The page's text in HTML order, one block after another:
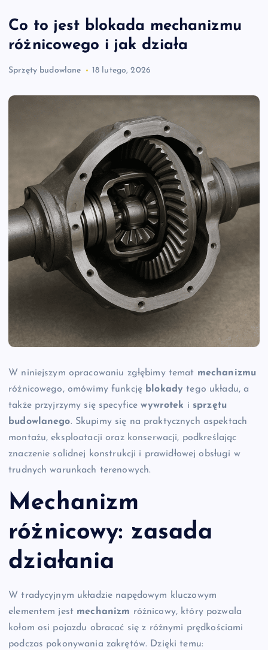
Co to jest blokada mechanizmu
różnicowego i jak działa
Sprzęty budowlane 18 lutego, 2026
W niniejszym opracowaniu zgłębimy temat mechanizmu
różnicowego, omówimy funkcję blokady tego układu, a
także przyjrzymy się specyficewywrotek i sprzętu
budowlanego. Skupimy się na praktycznych aspektach
montażu, eksploatacji oraz konserwacji, podkreślając
znaczenie solidnej konstrukcji i prawidłowej obsługi w
trudnych warunkach terenowych.
Mechanizm
różnicowy: zasada
działania
W tradycyjnym układzie napędowym kluczowym
elementem jest mechanizm różnicowy, który pozwala
kołom osi pojazdu obracać się z różnymi prędkościami
podczas pokonywania zakrętów. Dzięki temu: